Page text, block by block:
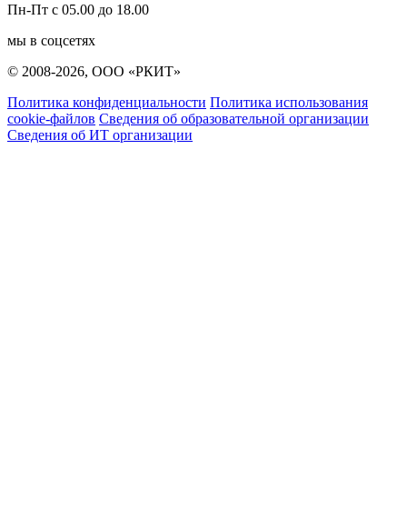
Пн-Пт с 05.00 до 18.00
мы в соцсетях
© 2008-2026, ООО «РКИТ»
Политика конфиденциальности Политика использования
cookie-файлов Сведения об образовательной организации
Сведения об ИТ организации